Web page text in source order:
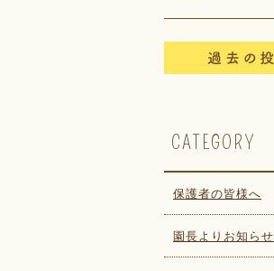
CATEGORY
保護者の皆様へ
園長よりお知らせ